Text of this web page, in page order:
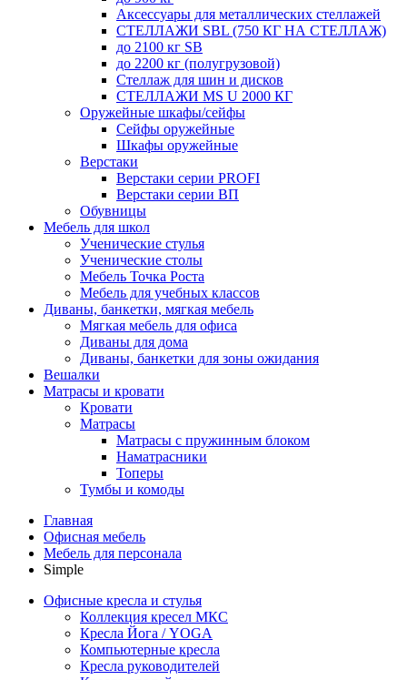
Аксессуары для металлических стеллажей
СТЕЛЛАЖИ SBL (750 КГ НА СТЕЛЛАЖ)
до 2100 кг SB
до 2200 кг (полугрузовой)
Стеллаж для шин и дисков
СТЕЛЛАЖИ MS U 2000 КГ
Оружейные шкафы/сейфы
Сейфы оружейные
Шкафы оружейные
Верстаки
Верстаки серии PROFI
Верстаки серии ВП
Обувницы
Мебель для школ
Ученические стулья
Ученические столы
Мебель Точка Роста
Мебель для учебных классов
Диваны, банкетки, мягкая мебель
Мягкая мебель для офиса
Диваны для дома
Диваны, банкетки для зоны ожидания
Вешалки
Матрасы и кровати
Кровати
Матрасы
Матрасы с пружинным блоком
Наматрасники
Топеры
Тумбы и комоды
Главная
Офисная мебель
Мебель для персонала
Simple
Офисные кресла и стулья
Коллекция кресел МКС
Кресла Йога / YOGA
Компьютерные кресла
Кресла руководителей